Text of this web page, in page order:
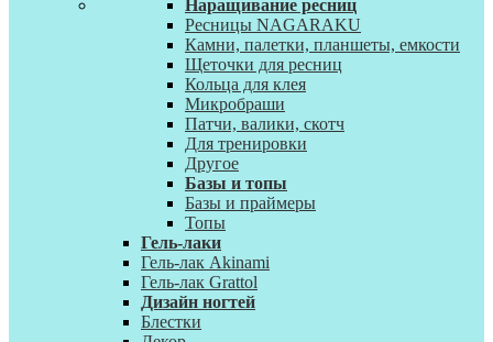
Наращивание ресниц
Ресницы NAGARAKU
Камни, палетки, планшеты, емкости
Щеточки для ресниц
Кольца для клея
Микробраши
Патчи, валики, скотч
Для тренировки
Другое
Базы и топы
Базы и праймеры
Топы
Гель-лаки
Гель-лак Akinami
Гель-лак Grattol
Дизайн ногтей
Блестки